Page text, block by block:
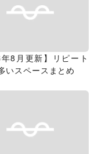
年8月更新】リピート
いスペースまとめ